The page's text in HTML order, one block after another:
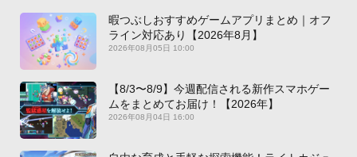
暇つぶしおすすめゲームアプリまとめ｜オフ
ライン対応あり【2026年8月】
2026年08月05日 10:00
【8/3〜8/9】今週配信される新作スマホゲー
ムをまとめてお届け！【2026年】
2026年08月04日 16:00